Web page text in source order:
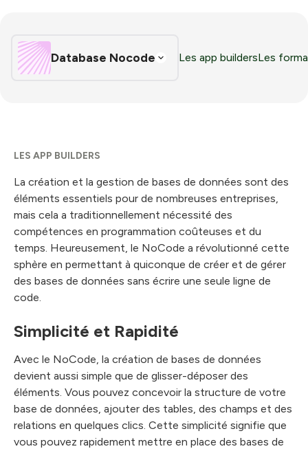
Database Nocode Les app buildersLes
LES APP BUILDERS
La création et la gestion de bases de données sont des
éléments essentiels pour de nombreuses entreprises,
mais cela a traditionnellement nécessité des
compétences en programmation coûteuses et du
temps. Heureusement, le NoCode a révolutionné cette
sphère en permettant à quiconque de créer et de gérer
des bases de données sans écrire une seule ligne de
code.
Simplicité et Rapidité
Avec le NoCode, la création de bases de données
devient aussi simple que de glisser-déposer des
éléments. Vous pouvez concevoir la structure de votre
base de données, ajouter des tables, des champs et des
relations en quelques clics. Cette simplicité signifie que
vous pouvez rapidement mettre en place des bases de